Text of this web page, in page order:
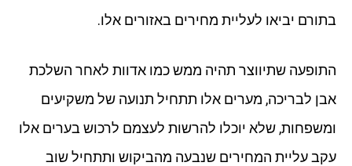
בתורם יביאו לעליית מחירים באזורים אלו.
התופעה שתיווצר תהיה ממש כמו אדוות לאחר השלכת
אבן לבריכה, מערים אלו תתחיל תנועה של משקיעים
ומשפחות, שלא יוכלו להרשות לעצמם לרכוש בערים אלו
עקב עליית המחירים שנבעה מהביקוש ותתחיל שוב